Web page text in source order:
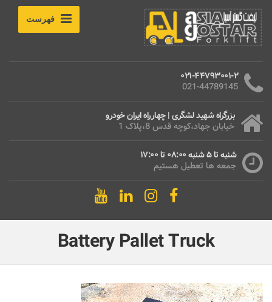
فهرست
021-44793001-2
021-44789145
بزرگراه شهید لشگری | چهارراه ایران خودرو
خیابان جهاد،کوچه قدس 8،پلاک 1
شنبه تا 5 شنبه 08:00 تا 17:00
جمعه ها تعطیل هستیم
Battery Pallet Truck